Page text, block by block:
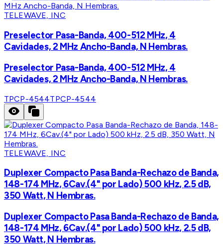
TELEWAVE, INC
Preselector Pasa-Banda, 400-512 MHz, 4
Cavidades, 2 MHz Ancho-Banda, N Hembras.
Preselector Pasa-Banda, 400-512 MHz, 4
Cavidades, 2 MHz Ancho-Banda, N Hembras.
TPCP-4544TPCP-4544
TELEWAVE, INC
Duplexer Compacto Pasa Banda-Rechazo de Banda,
148-174 MHz, 6Cav.(4" por Lado) 500 kHz, 2.5 dB,
350 Watt, N Hembras.
Duplexer Compacto Pasa Banda-Rechazo de Banda,
148-174 MHz, 6Cav.(4" por Lado) 500 kHz, 2.5 dB,
350 Watt, N Hembras.